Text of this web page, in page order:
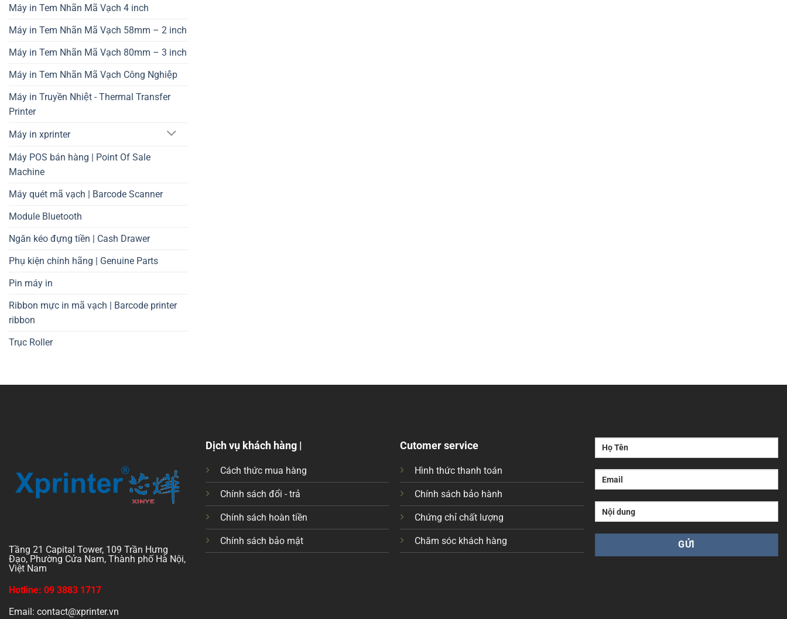
Máy in Tem Nhãn Mã Vạch 4 inch
Máy in Tem Nhãn Mã Vạch 58mm – 2 inch
Máy in Tem Nhãn Mã Vạch 80mm – 3 inch
Máy in Tem Nhãn Mã Vạch Công Nghiệp
Máy in Truyền Nhiệt - Thermal Transfer
Printer
Máy in xprinter
Máy POS bán hàng | Point Of Sale
Machine
Máy quét mã vạch | Barcode Scanner
Module Bluetooth
Ngăn kéo đựng tiền | Cash Drawer
Phụ kiện chính hãng | Genuine Parts
Pin máy in
Ribbon mực in mã vạch | Barcode printer
ribbon
Trục Roller
Tầng 21 Capital Tower, 109 Trần Hưng
Đạo, Phường Cửa Nam, Thành phố Hà Nội,
Việt Nam
Hotline: 09 3883 1717
Email: contact@xprinter.vn
Dịch vụ khách hàng |
Cách thức mua hàng
Chính sách đổi - trả
Chính sách hoàn tiền
Chính sách bảo mật
Cutomer service
Hình thức thanh toán
Chính sách bảo hành
Chứng chỉ chất lượng
Chăm sóc khách hàng